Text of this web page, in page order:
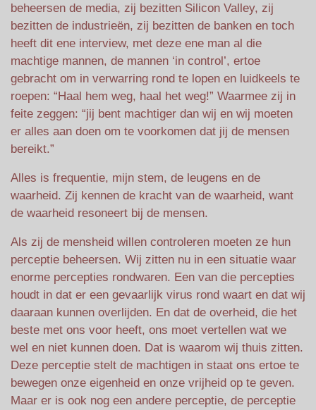
beheersen de media, zij bezitten Silicon Valley, zij
bezitten de industrieën, zij bezitten de banken en toch
heeft dit ene interview, met deze ene man al die
machtige mannen, de mannen ‘in control’, ertoe
gebracht om in verwarring rond te lopen en luidkeels te
roepen: “Haal hem weg, haal het weg!” Waarmee zij in
feite zeggen: “jij bent machtiger dan wij en wij moeten
er alles aan doen om te voorkomen dat jij de mensen
bereikt.”
Alles is frequentie, mijn stem, de leugens en de
waarheid. Zij kennen de kracht van de waarheid, want
de waarheid resoneert bij de mensen.
Als zij de mensheid willen controleren moeten ze hun
perceptie beheersen. Wij zitten nu in een situatie waar
enorme percepties rondwaren. Een van die percepties
houdt in dat er een gevaarlijk virus rond waart en dat wij
daaraan kunnen overlijden. En dat de overheid, die het
beste met ons voor heeft, ons moet vertellen wat we
wel en niet kunnen doen. Dat is waarom wij thuis zitten.
Deze perceptie stelt de machtigen in staat ons ertoe te
bewegen onze eigenheid en onze vrijheid op te geven.
Maar er is ook nog een andere perceptie, de perceptie